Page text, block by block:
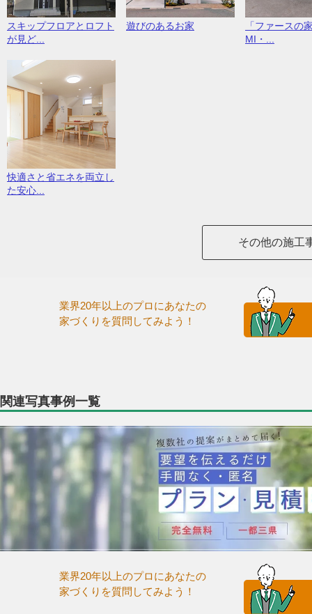
スキップフロアとロフト
が見ど...
遊びのあるお家
「ファースの
MI・...
快適さと省エネを両立し
た安心...
その他の施工
業界20年以上のプロにあなたの
家づくりを質問してみよう！
関連写真事例一覧
業界20年以上のプロにあなたの
家づくりを質問してみよう！